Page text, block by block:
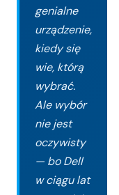
genialne
urządzenie,
kiedy się
wie, którą
wybrać.
Ale wybór
nie jest
oczywisty
— bo Dell
w ciągu lat